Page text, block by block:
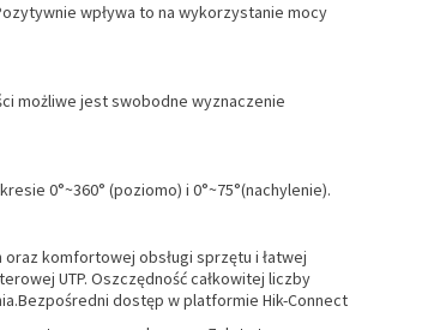
wpływa to na wykorzystanie mocy
możliwe jest swobodne wyznaczenie
0°~360° (poziomo) i 0°~75°(nachylenie).
komfortowej obsługi sprzętu i łatwej
UTP. Oszczędność całkowitej liczby
dostęp w platformie Hik-Connect